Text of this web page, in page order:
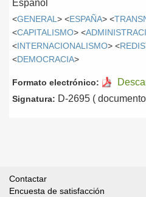
Español
<GENERAL > <ESPAÑA> <
<CAPITALISMO> <
<INTERNACIONALISMO> <
<DEMOCRACIA>
Formato electrónico:
Signatura: D-2695 (
Contactar
Encuesta de satisfacción